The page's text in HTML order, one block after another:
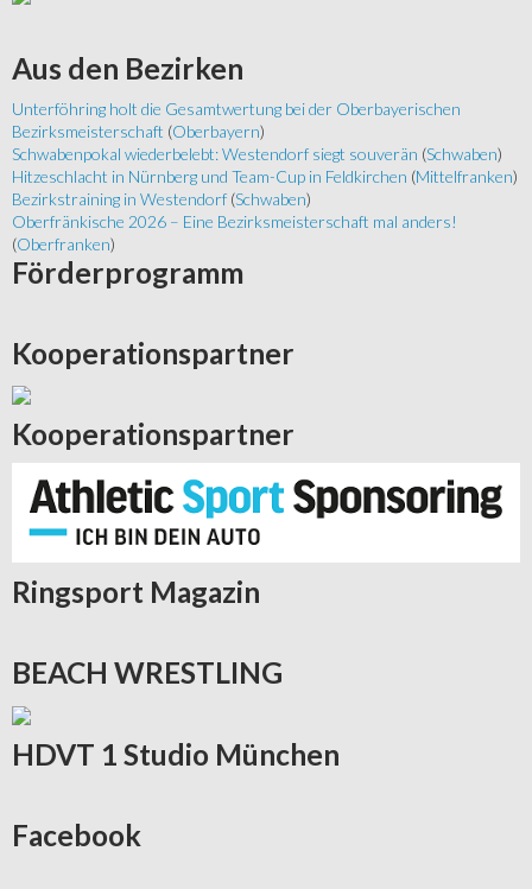
Aus den Bezirken
Unterföhring holt die Gesamtwertung bei der Oberbayerischen
Bezirksmeisterschaft (Oberbayern)
Schwabenpokal wiederbelebt: Westendorf siegt souverän (Schwaben)
Hitzeschlacht in Nürnberg und Team-Cup in Feldkirchen (Mittelfranken)
Bezirkstraining in Westendorf (Schwaben)
Oberfränkische 2026 – Eine Bezirksmeisterschaft mal anders!
(Oberfranken)
Förderprogramm
Kooperationspartner
Kooperationspartner
Ringsport Magazin
BEACH WRESTLING
HDVT 1 Studio München
Facebook